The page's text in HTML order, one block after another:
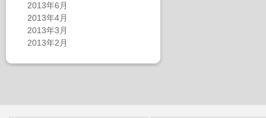
2013年6月
2013年4月
2013年3月
2013年2月